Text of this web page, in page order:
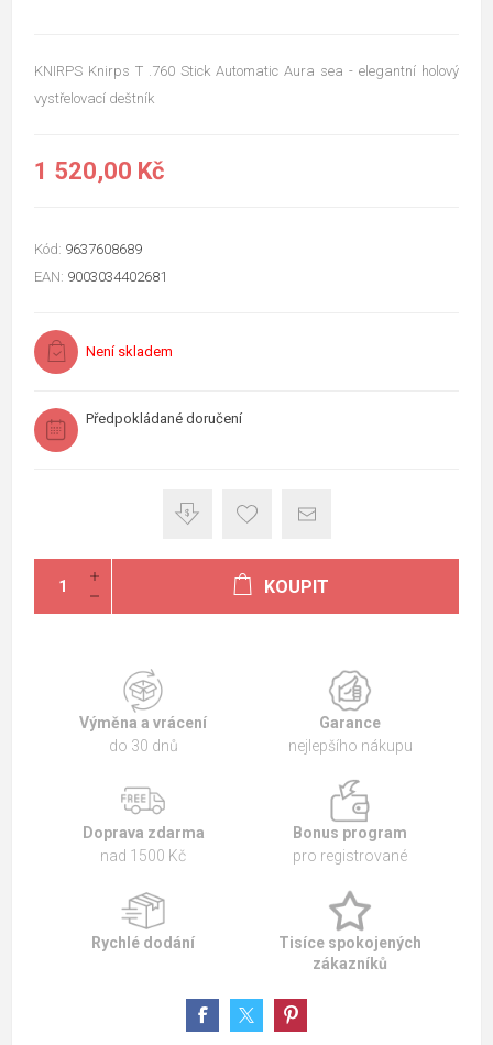
KNIRPS Knirps T .760 Stick Automatic Aura sea - elegantní holový
vystřelovací deštník
1 520,00 Kč
Kód: 9637608689
EAN: 9003034402681
Není skladem
Předpokládané doručení
KOUPIT
Výměna a vrácení
do 30 dnů
Garance
nejlepšího nákupu
Doprava zdarma
nad 1500 Kč
Bonus program
pro registrované
Rychlé dodání
Tisíce spokojených
zákazníků